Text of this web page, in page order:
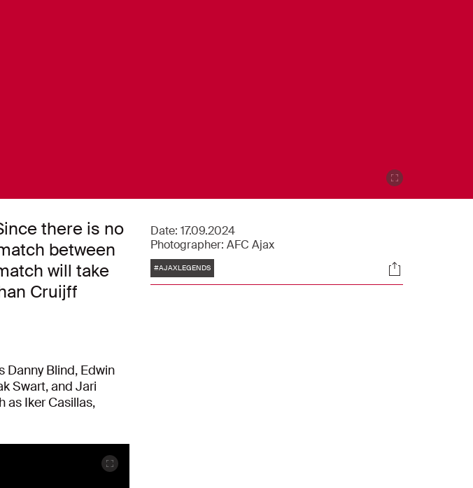
there is no
between
will take
Cruijff
Date: 17.09.2024
Photographer: AFC Ajax
Tags
#AJAXLEGENDS Socials
Danny Blind, Edwin
Swart, and Jari
as Iker Casillas,